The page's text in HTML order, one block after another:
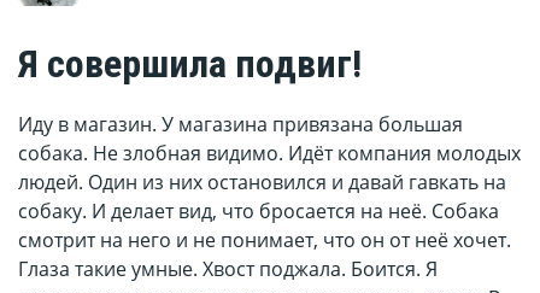
Я совершила подвиг!
Иду в магазин. У магазина привязана большая
собака. Не злобная видимо. Идёт компания молодых
людей. Один из них остановился и давай гавкать на
собаку. И делает вид, что бросается на неё. Собака
смотрит на него и не понимает, что он от неё хочет.
Глаза такие умные. Хвост поджала. Боится. Я